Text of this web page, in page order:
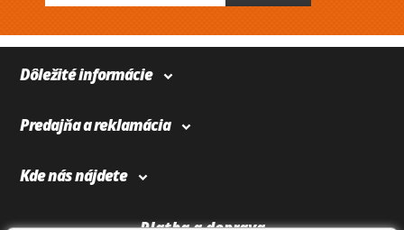
Dôležité informácie
Predajňa a reklamácia
Kde nás nájdete